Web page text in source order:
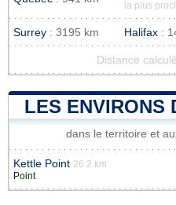
la plus
Surrey : 3195 km Halifax :
Distance
LES ENVIRONS
dans le territoire et
Kettle Point 26.2 km
Point